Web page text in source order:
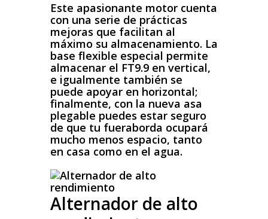
Este apasionante motor cuenta
con una serie de prácticas
mejoras que facilitan al
máximo su almacenamiento. La
base flexible especial permite
almacenar el FT9.9 en vertical,
e igualmente también se
puede apoyar en horizontal;
finalmente, con la nueva asa
plegable puedes estar seguro
de que tu fueraborda ocupará
mucho menos espacio, tanto
en casa como en el agua.
Alternador de alto